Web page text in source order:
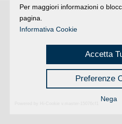
Per maggiori informazioni o
pagina.
Informativa Cookie
Accetta
Preferenze
Nega